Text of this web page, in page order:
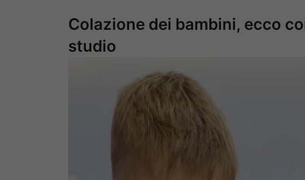
Colazione dei bambini, ecco
studio